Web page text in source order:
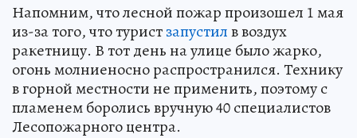
Напомним, что лесной пожар произошел 1 мая
из-за того, что туристзапустилв воздух
ракетницу. В тот день на улице было жарко,
огонь молниеносно распространился. Технику
в горной местности не применить, поэтому с
пламенем боролись вручную 40 специалистов
Лесопожарного центра.